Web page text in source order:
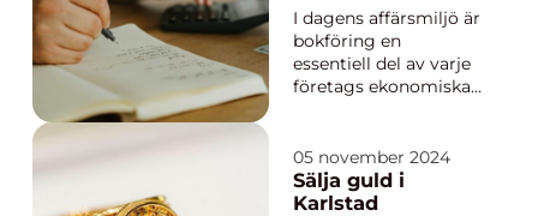
silverbestick från
mormor elle...
I dagens affärsmiljö är
bokföring en
essentiell del av varje
företags ekonomiska
städer som Boden,
blir det avgörande att
ha tillgång till pålitlig
05 november 2024
Sälja guld i
Karlstad